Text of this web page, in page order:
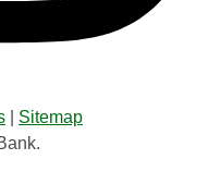
Sitemap